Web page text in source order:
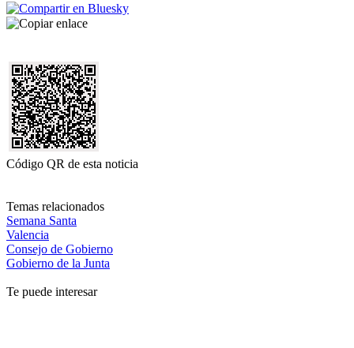
Código QR de esta noticia
Temas relacionados
Semana Santa
Valencia
Consejo de Gobierno
Gobierno de la Junta
Te puede interesar